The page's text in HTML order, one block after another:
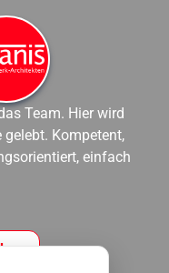
Team. Hier wird
gelebt. Kompetent,
einfach